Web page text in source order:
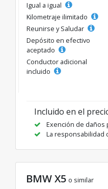
Igual a igual
Kilometraje ilimitado
Reunirse y Saludar
Depósito en efectivo
aceptado
Conductor adicional
incluido
Incluido en el
Exención de daños
La responsabilidad
BMW X5 o similar